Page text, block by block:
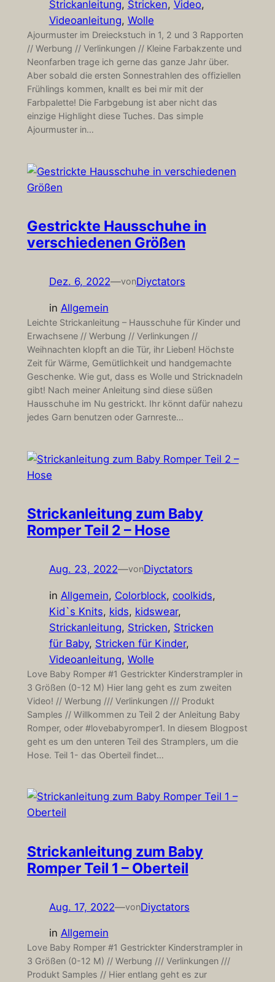
Strickanleitung, Stricken, Video
Videoanleitung, Wolle
Ajourmuster im Dreieckstuch in 1, 2 und 3 Rapporten
// Werbung // Verlinkungen // Kleine Farbakzente und
Neonfarben trage ich gerne das ganze Jahr über.
Aber sobald die ersten Sonnestrahlen des offiziellen
Frühlings kommen, knallt es bei mir mit der
Farbpalette! Die Farbgebung ist aber nicht das
einzige Highlight diese Tuches. Das simple
Ajourmuster in…
Gestrickte Hausschuhe in
verschiedenen Größen
Dez. 6, 2022—vonDiyctators
in Allgemein
Leichte Strickanleitung – Hausschuhe für Kinder und
Erwachsene // Werbung // Verlinkungen //
Weihnachten klopft an die Tür, ihr Lieben! Höchste
Zeit für Wärme, Gemütlichkeit und handgemachte
Geschenke. Wie gut, dass es Wolle und Stricknadeln
gibt! Nach meiner Anleitung sind diese süßen
Hausschuhe im Nu gestrickt. Ihr könnt dafür nahezu
jedes Garn benutzen oder Garnreste…
Strickanleitung zum Baby
Romper Teil 2 – Hose
Aug. 23, 2022—vonDiyctators
in Allgemein, Colorblock, coolkids
Kid`s Knits, kids, kidswear
Strickanleitung, Stricken, Stricken
für Baby, Stricken für Kinder
Videoanleitung, Wolle
Love Baby Romper #1 Gestrickter Kinderstrampler in
3 Größen (0-12 M) Hier lang geht es zum zweiten
Video! // Werbung /// Verlinkungen /// Produkt
Samples // Willkommen zu Teil 2 der Anleitung Baby
Romper, oder #lovebabyromper1. In diesem Blogpost
geht es um den unteren Teil des Stramplers, um die
Hose. Teil 1- das Oberteil findet…
Strickanleitung zum Baby
Romper Teil 1 – Oberteil
Aug. 17, 2022—vonDiyctators
in Allgemein
Love Baby Romper #1 Gestrickter Kinderstrampler in
3 Größen (0-12 M) // Werbung /// Verlinkungen ///
Produkt Samples // Hier entlang geht es zur